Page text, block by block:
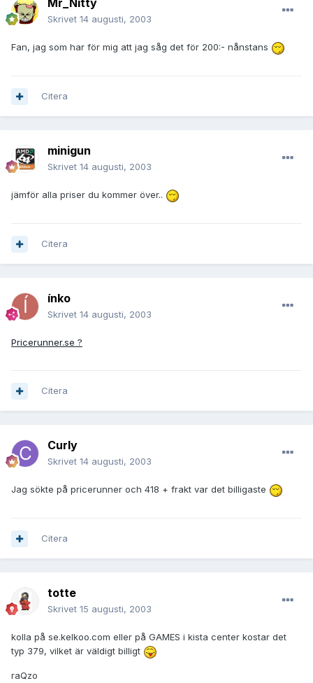
Mr_Nitty
Skrivet 14 augusti, 2003
Fan, jag som har för mig att jag såg det för 200:- nånstans
Citera
minigun
Skrivet 14 augusti, 2003
jämför alla priser du kommer över..
Citera
ínko
Skrivet 14 augusti, 2003
Pricerunner.se ?
Citera
Curly
Skrivet 14 augusti, 2003
Jag sökte på pricerunner och 418 + frakt var det billigaste
Citera
totte
Skrivet 15 augusti, 2003
kolla på se.kelkoo.com eller på GAMES i kista center kostar det
typ 379, vilket är väldigt billigt
raQzo